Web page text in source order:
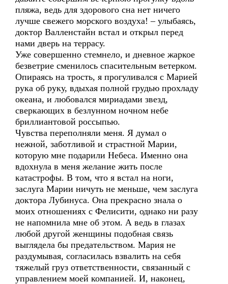
пляжа, ведь для здорового сна нет ничего
лучше свежего морского воздуха! – улыбаясь,
доктор Валленстайн встал и открыл перед
нами дверь на террасу.
Уже совершенно стемнело, и дневное жаркое
безветрие сменилось спасительным ветерком.
Опираясь на трость, я прогуливался с Марией
рука об руку, вдыхая полной грудью прохладу
океана, и любовался мириадами звезд,
сверкающих в безлунном ночном небе
бриллиантовой россыпью.
Чувства переполняли меня. Я думал о
нежной, заботливой и страстной Марии,
которую мне подарили Небеса. Именно она
вдохнула в меня желание жить после
катастрофы. В том, что я встал на ноги,
заслуга Марии ничуть не меньше, чем заслуга
доктора Лубинуса. Она прекрасно знала о
моих отношениях с Фелисити, однако ни разу
не напомнила мне об этом. А ведь в глазах
любой другой женщины подобная связь
выглядела бы предательством. Мария не
раздумывая, согласилась взвалить на себя
тяжелый груз ответственности, связанный с
управлением моей компанией. И, наконец,